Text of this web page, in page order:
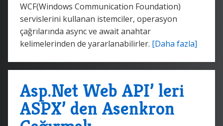
WCF(Windows Communication Foundation)
servislerini kullanan istemciler, operasyon
çağrılarında async ve await anahtar
kelimelerinden de yararlanabilirler. [Daha fazla]
Asp.Net Web API’ leri
ASPX’ den Asenkron